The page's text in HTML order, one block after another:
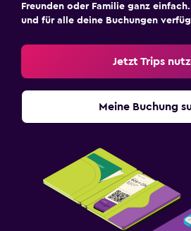
Freunden oder Familie ganz
und für alle deine Buchungen
Jetzt Trips
Meine Buchung